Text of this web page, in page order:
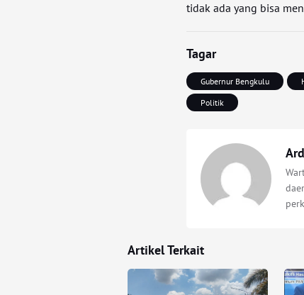
tidak ada yang bisa
Tagar
Gubernur Bengkulu
Politik
Artikel Terkait